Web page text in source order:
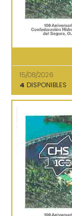
15/08/2026
4 DISPONIBLES